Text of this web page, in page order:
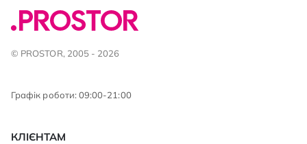
© PROSTOR, 2005 - 2026
Графік роботи: 09:00-21:00
КЛІЄНТАМ